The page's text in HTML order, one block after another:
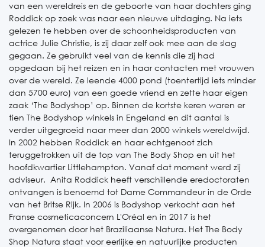
van een wereldreis en de geboorte van haar dochters ging
Roddick op zoek was naar een nieuwe uitdaging. Na iets
gelezen te hebben over de schoonheidsproducten van
actrice Julie Christie, is zij daar zelf ook mee aan de slag
gegaan. Ze gebruikt veel van de kennis die zij had
opgedaan bij het reizen en in haar contacten met vrouwen
over de wereld. Ze leende 4000 pond (toentertijd iets minder
dan 5700 euro) van een goede vriend en zette haar eigen
zaak ‘The Bodyshop’ op. Binnen de kortste keren waren er
tien The Bodyshop winkels in Engeland en dit aantal is
verder uitgegroeid naar meer dan 2000 winkels wereldwijd.
In 2002 hebben Roddick en haar echtgenoot zich
teruggetrokken uit de top van The Body Shop en uit het
hoofdkwartier Littlehampton. Vanaf dat moment werd zij
adviseur. Anita Roddick heeft verschillende eredoctoraten
ontvangen is benoemd tot Dame Commandeur in de Orde
van het Britse Rijk. In 2006 is Bodyshop verkocht aan het
Franse cosmeticaconcern L'Oréal en in 2017 is het
overgenomen door het Braziliaanse Natura. Het The Body
Shop Natura staat voor eerlijke en natuurlijke producten